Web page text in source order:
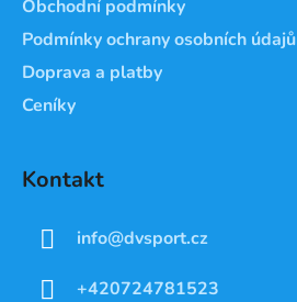
Obchodní podmínky
Podmínky ochrany osobních údajů
Doprava a platby
Ceníky
Kontakt
info@dvsport.cz
+420724781523